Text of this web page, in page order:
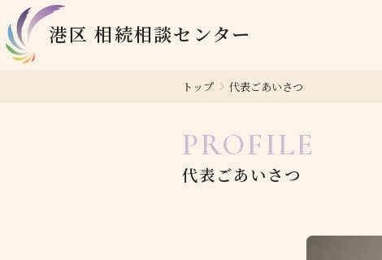
港区 相続相談センター
トップ 代表ごあいさつ
代表ごあいさつ
PROFILE